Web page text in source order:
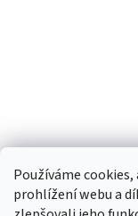
Používáme
prohlížení webu a